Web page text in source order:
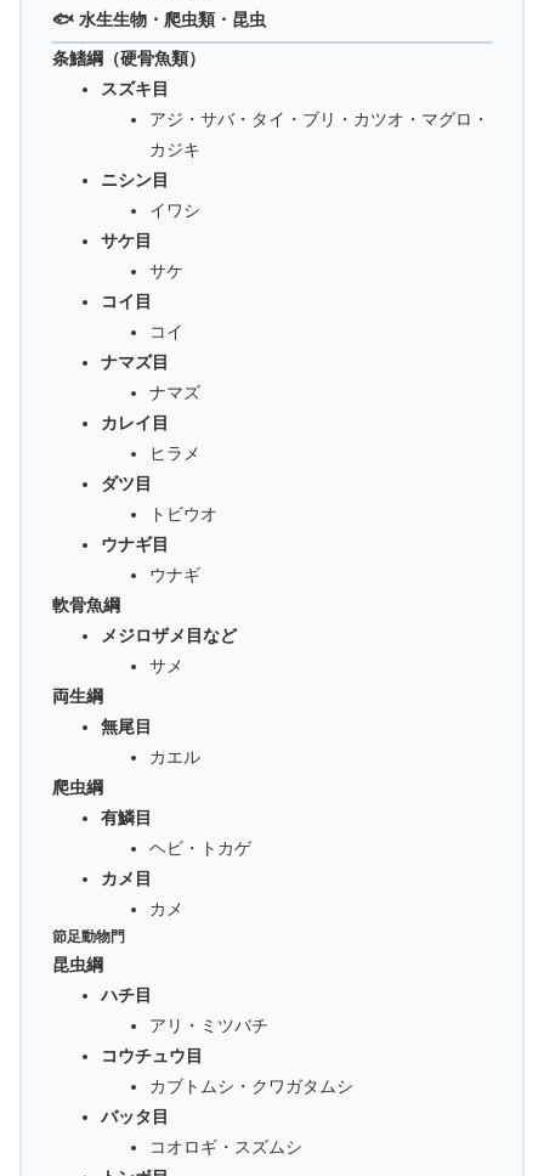
🐟 水生生物・爬虫類・昆虫
条鰭綱（硬骨魚類）
スズキ目
アジ・サバ・タイ・ブリ・カツオ・マグロ・
カジキ
ニシン目
イワシ
サケ目
サケ
コイ目
コイ
ナマズ目
ナマズ
カレイ目
ヒラメ
ダツ目
トビウオ
ウナギ目
ウナギ
軟骨魚綱
メジロザメ目など
サメ
両生綱
無尾目
カエル
爬虫綱
有鱗目
ヘビ・トカゲ
カメ目
カメ
節足動物門
昆虫綱
ハチ目
アリ・ミツバチ
コウチュウ目
カブトムシ・クワガタムシ
バッタ目
コオロギ・スズムシ